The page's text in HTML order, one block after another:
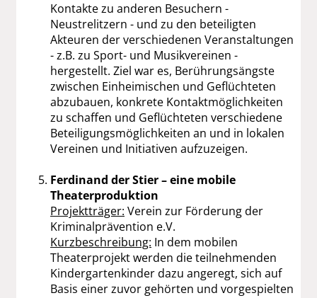
Kontakte zu anderen Besuchern -
Neustrelitzern - und zu den beteiligten
Akteuren der verschiedenen Veranstaltungen
- z.B. zu Sport- und Musikvereinen -
hergestellt. Ziel war es, Berührungsängste
zwischen Einheimischen und Geflüchteten
abzubauen, konkrete Kontaktmöglichkeiten
zu schaffen und Geflüchteten verschiedene
Beteiligungsmöglichkeiten an und in lokalen
Vereinen und Initiativen aufzuzeigen.
Ferdinand der Stier – eine mobile
Theaterproduktion
Projektträger: Verein zur Förderung der
Kriminalprävention e.V.
Kurzbeschreibung: In dem mobilen
Theaterprojekt werden die teilnehmenden
Kindergartenkinder dazu angeregt, sich auf
Basis einer zuvor gehörten und vorgespielten